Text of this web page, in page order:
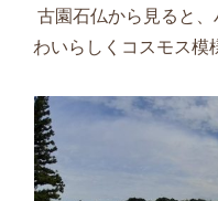
古園石仏から見ると
わいらしくコスモス模